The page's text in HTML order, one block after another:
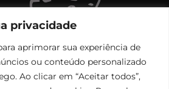
privacidade
aprimorar sua experiência de
ou conteúdo personalizado
Ao clicar em “Aceitar todos”,